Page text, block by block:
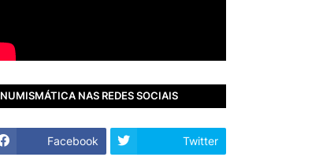
NUMISMÁTICA NAS REDES SOCIAIS
Facebook Twitter